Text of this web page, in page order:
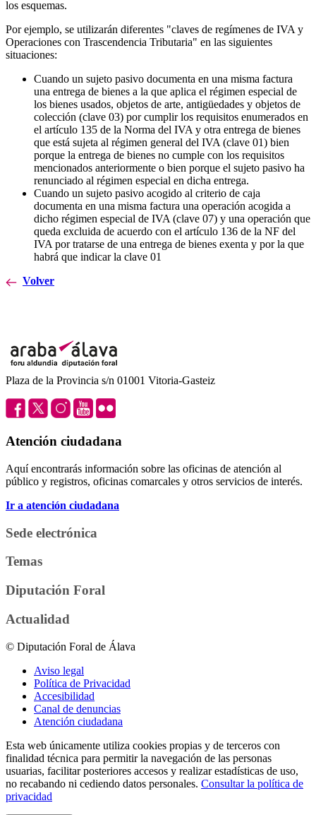
los esquemas.
Por ejemplo, se utilizarán diferentes "claves de regímenes de IVA y
Operaciones con Trascendencia Tributaria" en las siguientes
situaciones:
Cuando un sujeto pasivo documenta en una misma factura
una entrega de bienes a la que aplica el régimen especial de
los bienes usados, objetos de arte, antigüedades y objetos de
colección (clave 03) por cumplir los requisitos enumerados en
el artículo 135 de la Norma del IVA y otra entrega de bienes
que está sujeta al régimen general del IVA (clave 01) bien
porque la entrega de bienes no cumple con los requisitos
mencionados anteriormente o bien porque el sujeto pasivo ha
renunciado al régimen especial en dicha entrega.
Cuando un sujeto pasivo acogido al criterio de caja
documenta en una misma factura una operación acogida a
dicho régimen especial de IVA (clave 07) y una operación que
queda excluida de acuerdo con el artículo 136 de la NF del
IVA por tratarse de una entrega de bienes exenta y por la que
habrá que indicar la clave 01
Volver
Plaza de la Provincia s/n 01001 Vitoria-Gasteiz
Atención ciudadana
Aquí encontrarás información sobre las oficinas de atención al
público y registros, oficinas comarcales y otros servicios de interés.
Ir a atención ciudadana
Sede electrónica
Temas
Diputación Foral
Actualidad
© Diputación Foral de Álava
Aviso legal
Política de Privacidad
Accesibilidad
Canal de denuncias
Atención ciudadana
Esta web únicamente utiliza cookies propias y de terceros con
finalidad técnica para permitir la navegación de las personas
usuarias, facilitar posteriores accesos y realizar estadísticas de uso,
no recabando ni cediendo datos personales. Consultar la política de
privacidad